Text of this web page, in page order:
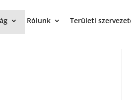
Rólunk Területi